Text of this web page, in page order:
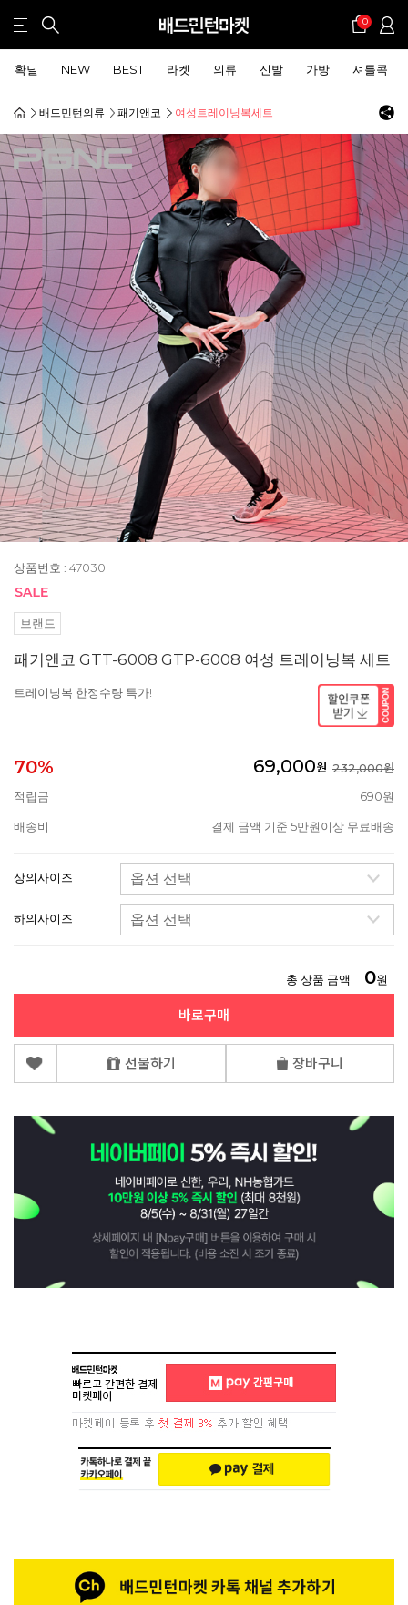
0
확딜 NEW BEST 라켓 의류 신발 가방 셔틀콕
배드민턴의류 패기앤코 여성트레이닝복세트
상품번호 : 47030
브랜드
패기앤코 GTT-6008 GTP-6008 여성 트레이닝복 세트
트레이닝복 한정수량 특가!
70% 69,000원 232,000원
적립금
690원
배송비 결제 금액 기준 5만원이상 무료배송
상의사이즈
하의사이즈
총 상품 금액 0원
바로구매
선물하기 장바구니